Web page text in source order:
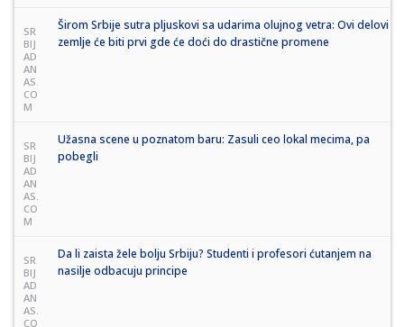
SR
BIJ
AD
AN
AS.
CO
M
Širom Srbije sutra pljuskovi sa udarima olujnog vetra: Ovi delovi
zemlje će biti prvi gde će doći do drastične promene
SR
BIJ
AD
AN
AS.
CO
M
Užasna scene u poznatom baru: Zasuli ceo lokal mecima, pa
pobegli
SR
BIJ
AD
AN
AS.
CO
Da li zaista žele bolju Srbiju? Studenti i profesori ćutanjem na
nasilje odbacuju principe